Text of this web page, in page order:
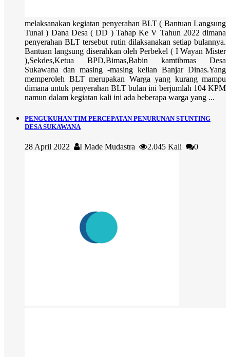
melaksanakan kegiatan penyerahan BLT ( Bantuan Langsung
Tunai ) Dana Desa ( DD ) Tahap Ke V Tahun 2022 dimana
penyerahan BLT tersebut rutin dilaksanakan setiap bulannya.
Bantuan langsung diserahkan oleh Perbekel ( I Wayan Mister
),Sekdes,Ketua BPD,Bimas,Babin kamtibmas Desa
Sukawana dan masing -masing kelian Banjar Dinas.Yang
memperoleh BLT merupakan Warga yang kurang mampu
dimana untuk penyerahan BLT bulan ini berjumlah 104 KPM
namun dalam kegiatan kali ini ada beberapa warga yang ...
PENGUKUHAN TIM PERCEPATAN PENURUNAN STUNTING
DESA SUKAWANA
28 April 2022 I Made Mudastra 2.045 Kali 0